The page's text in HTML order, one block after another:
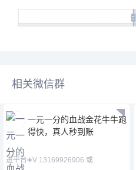
相关微信群
一元一分的血战金花牛牛跑
得快，真人秒到账
进平台➕V 13169926906 或